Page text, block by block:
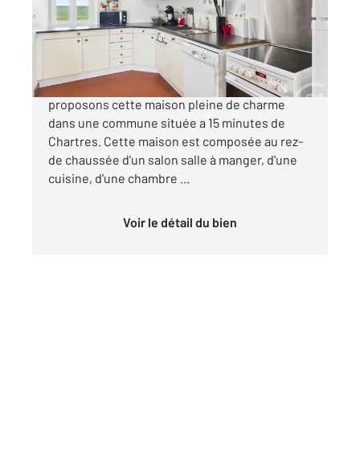
Maison à vendre
207 000 €
SECTEUR FONTAINE LA GUYON Nous vous
proposons cette maison pleine de charme
dans une commune située a 15 minutes de
Chartres. Cette maison est composée au rez-
de chaussée d'un salon salle à manger, d'une
cuisine, d'une chambre ...
Voir le détail du bien